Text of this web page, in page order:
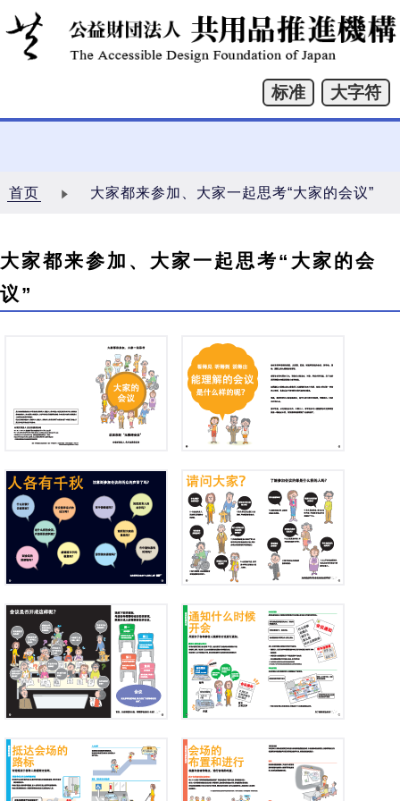
首页 大家都来参加、大家一起思考“大家的会议”
大家都来参加、大家一起思考“大家的会
议”